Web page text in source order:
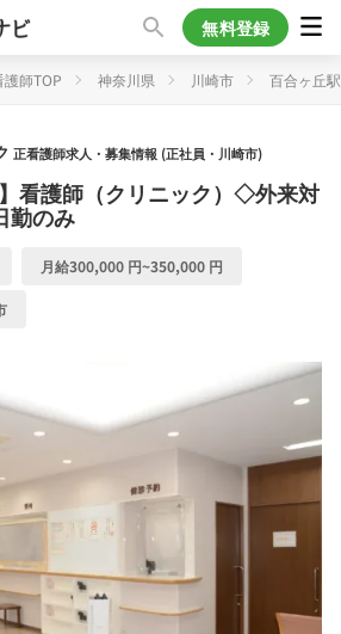
無料登録
護師TOP 神奈川県 川崎市 百合ヶ丘
正看護師求人・募集情報 (正社員・川崎市)
】看護師（クリニック）◇外来対
勤のみ
月給300,000 円~350,000 円